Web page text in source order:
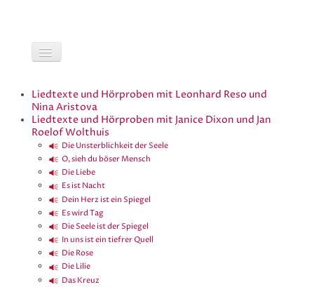
Liedtexte und Hörproben mit Leonhard Reso und
Nina Aristova
Liedtexte und Hörproben mit Janice Dixon und Jan
Roelof Wolthuis
Die Unsterblichkeit der Seele
O, sieh du böser Mensch
Die Liebe
Es ist Nacht
Dein Herz ist ein Spiegel
Es wird Tag
Die Seele ist der Spiegel
In uns ist ein tiefrer Quell
Die Rose
Die Lilie
Das Kreuz